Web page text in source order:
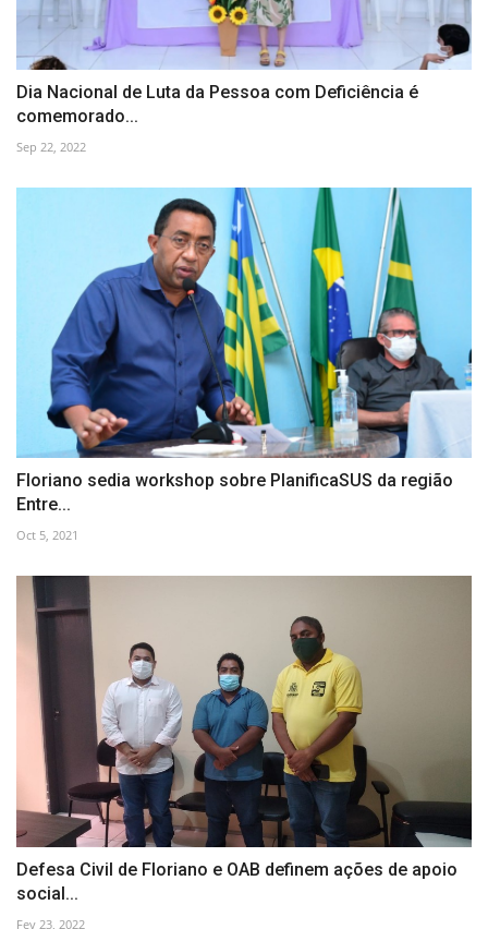
Dia Nacional de Luta da Pessoa com Deficiência é
comemorado...
Sep 22, 2022
Floriano sedia workshop sobre PlanificaSUS da região
Entre...
Oct 5, 2021
Defesa Civil de Floriano e OAB definem ações de apoio
social...
Fev 23, 2022